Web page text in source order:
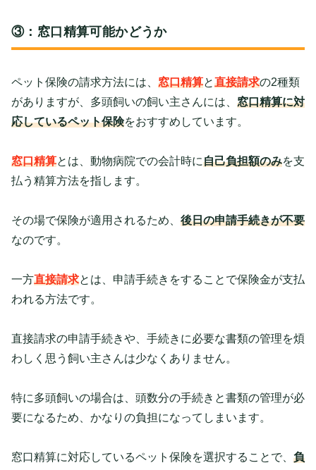
③：窓口精算可能かどうか
ペット保険の請求方法には、 窓口精算と直接請求の2種類
がありますが、多頭飼いの飼い主さんには、 窓口精算に対
応しているペット保険をおすすめしています。
窓口精算とは、動物病院での会計時に自己負担額のみを支
払う精算方法を指します。
その場で保険が適用されるため、 後日の申請手続きが不要
なのです。
一方直接請求とは、申請手続きをすることで保険金が支払
われる方法です。
直接請求の申請手続きや、手続きに必要な書類の管理を煩
わしく思う飼い主さんは少なくありません。
特に多頭飼いの場合は、頭数分の手続きと書類の管理が必
要になるため、かなりの負担になってしまいます。
窓口精算に対応しているペット保険を選択することで、 負